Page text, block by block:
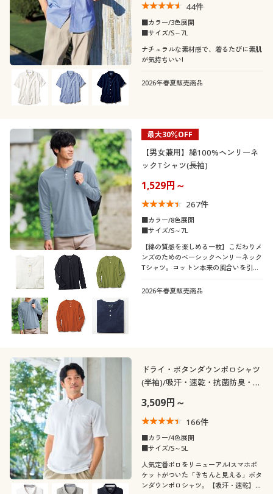
44件
■カラー/3色展開
■サイズ/S～7L
ナチュラルな素材感で、着るたびに素肌
が気持ちいい!
2026年春夏販売商品
最大30％OFF
【男女兼用】綿100%ヘンリーネ
ックTシャツ(長袖)
1,529円～
267件
■カラー/8色展開
■サイズ/S～7L
【綿の質感を楽しめる一枚】こだわりメ
ンズのためのベーシックヘンリーネック
Tシャツ。コットン本来の風合いを引き
出しました。
2026年春夏販売商品
ドライ・ボタンダウンポロシャツ
(半袖)/吸汗・速乾・抗菌防臭・
3,509円～
166件
■カラー/4色展開
■サイズ/S～5L
人気定番ポロをリニューアル!スマホポ
ケットがついた「きちんと見える」ボタ
ンダウンポロシャツ。【吸汗・速乾】